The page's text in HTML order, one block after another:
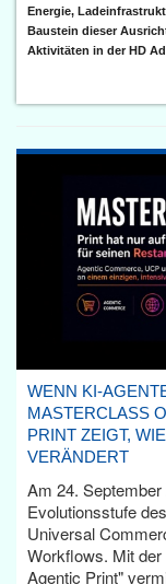
Energie,
Baustein dieser
Aktivitäten in der HD
WENN KI-
MASTERCLASS
PRINT ZEIGT,
VERÄNDERT
Am 24.
Evolutionsstufe
Universal
Workflows. Mit
Agentic Print"